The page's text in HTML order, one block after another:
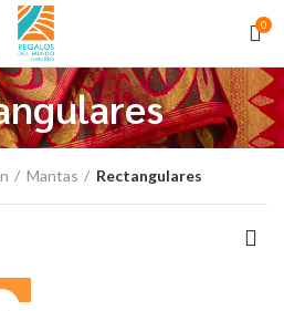
0
Mantas Rectangulares